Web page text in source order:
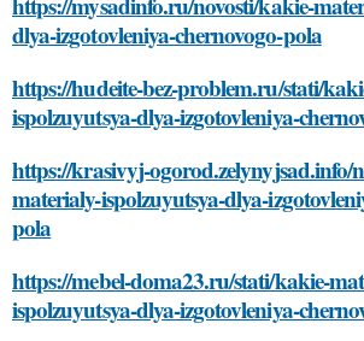
dlya-izgotovleniya-chernovogo-pola
https://hudeite-bez-problem.ru/stati/
ispolzuyutsya-dlya-izgotovleniya-
https://krasivyj-ogorod.zelynyjsad.info/
materialy-ispolzuyutsya-dlya-
pola
https://mebel-doma23.ru/stati/kakie-
ispolzuyutsya-dlya-izgotovleniya-